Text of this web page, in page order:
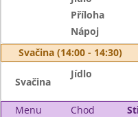
Příloha
Nápoj
Svačina (14:00 - 14:30)
Svačina
Jídlo
Menu Chod